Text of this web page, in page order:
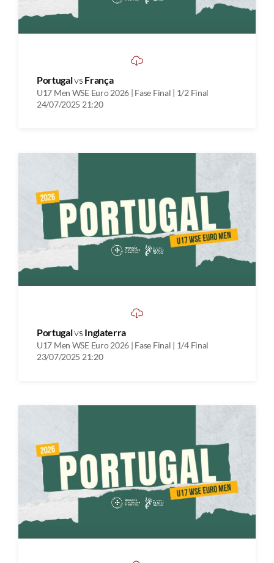
Portugalvs França
U17 Men WSE Euro 2026 | Fase Final | 1/2 Final
24/07/2025 21:20
Portugalvs Inglaterra
U17 Men WSE Euro 2026 | Fase Final | 1/4 Final
23/07/2025 21:20